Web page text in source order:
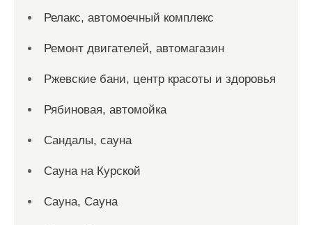
Релакс, автомоечный комплекс
Ремонт двигателей, автомагазин
Ржевские бани, центр красоты и здоровья
Рябиновая, автомойка
Сандалы, сауна
Сауна на Курской
Сауна, Сауна